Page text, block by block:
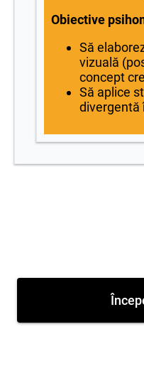
Obiective
Să
vizuală
concept
Să aplice
divergentă